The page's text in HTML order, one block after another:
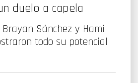
duelo a capela
Sánchez y Hami
todo su potencial